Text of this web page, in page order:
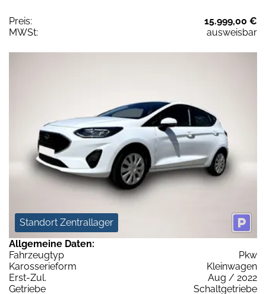
Preis:
15.999,00 €
MWSt:
ausweisbar
Standort Zentrallager
Allgemeine Daten:
Fahrzeugtyp
Pkw
Karosserieform
Kleinwagen
Erst-Zul.
Aug / 2022
Getriebe
Schaltgetriebe